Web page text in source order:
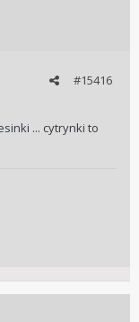
#15416
... cytrynki to